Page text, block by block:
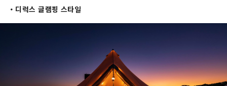
・디럭스 글램핑 스타일